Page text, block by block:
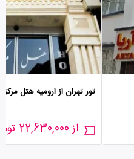
تور تهران از ارومیه هتل
از 22,630,000 تومان